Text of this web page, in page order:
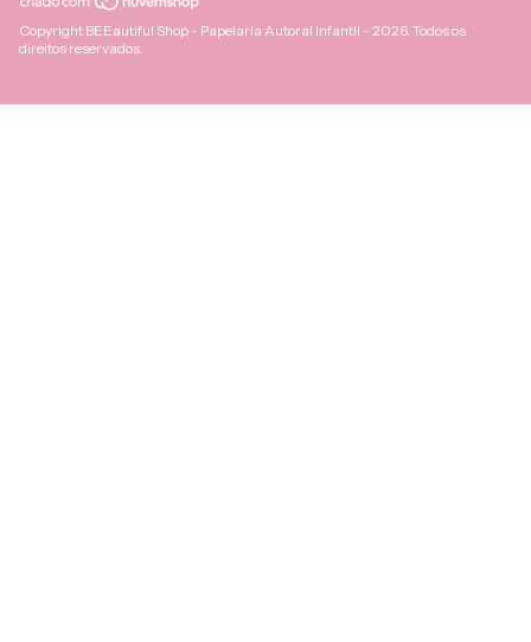
Copyright BEEautiful Shop - Papelaria Autoral Infantil - 2026. Todos os
direitos reservados.